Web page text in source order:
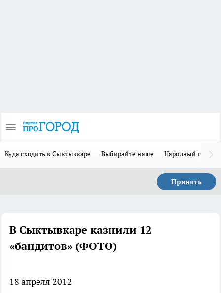
Куда сходить в Сыктывкаре Выбирайте наше Народный герой
Принять
В Сыктывкаре казнили 12
«бандитов» (ФОТО)
18 апреля 2012